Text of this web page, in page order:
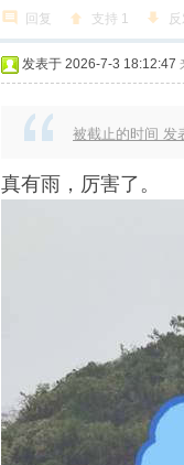
回复 支持 1
发表于 2026-7-3 18:12:47
被截止的时间 发
真有雨，厉害了。